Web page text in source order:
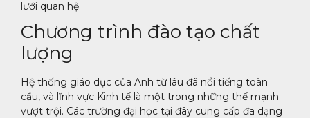
lưới quan hệ.
Chương trình đào tạo chất
lượng
Hệ thống giáo dục của Anh từ lâu đã nổi tiếng toàn
cầu, và lĩnh vực Kinh tế là một trong những thế mạnh
vượt trội. Các trường đại học tại đây cung cấp đa dạng